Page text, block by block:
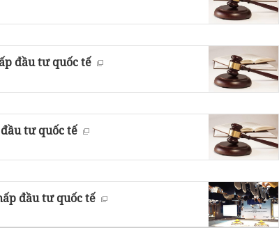
đầu tư quốc tế
tư quốc tế
đầu tư quốc tế